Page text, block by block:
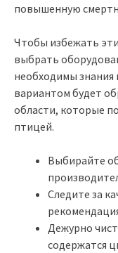
повышенную
Чтобы избежать
выбрать
необходимы знания
вариантом будет
области, которые
птицей.
Выбирайте
Следите за
Дежурно
содержатся